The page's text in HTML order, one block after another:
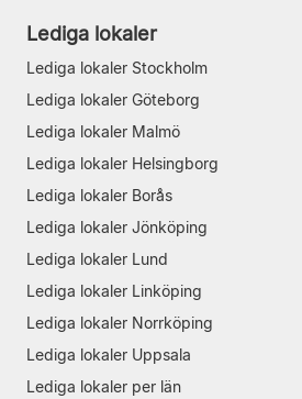
Lediga lokaler
Lediga lokaler Stockholm
Lediga lokaler Göteborg
Lediga lokaler Malmö
Lediga lokaler Helsingborg
Lediga lokaler Borås
Lediga lokaler Jönköping
Lediga lokaler Lund
Lediga lokaler Linköping
Lediga lokaler Norrköping
Lediga lokaler Uppsala
Lediga lokaler per län